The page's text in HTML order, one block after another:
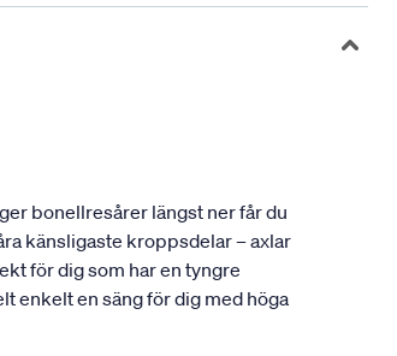
bonellresårer längst ner får du
känsligaste kroppsdelar – axlar
för dig som har en tyngre
enkelt en säng för dig med höga